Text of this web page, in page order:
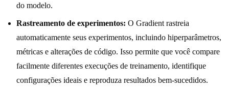
do modelo.
Rastreamento de experimentos: O Gradient rastreia
automaticamente seus experimentos, incluindo hiperparâmetros,
métricas e alterações de código. Isso permite que você compare
facilmente diferentes execuções de treinamento, identifique
configurações ideais e reproduza resultados bem-sucedidos.